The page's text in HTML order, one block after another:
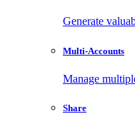
Generate
Multi-Accounts
Manage
Share